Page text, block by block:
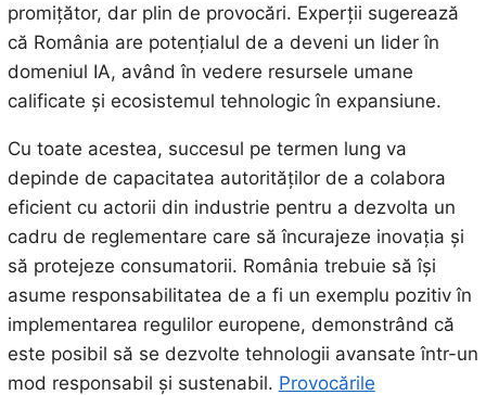
promițător, dar plin de provocări. Experții sugerează
că România are potențialul de a deveni un lider în
domeniul IA, având în vedere resursele umane
calificate și ecosistemul tehnologic în expansiune.
Cu toate acestea, succesul pe termen lung va
depinde de capacitatea autorităților de a colabora
eficient cu actorii din industrie pentru a dezvolta un
cadru de reglementare care să încurajeze inovația și
să protejeze consumatorii. România trebuie să își
asume responsabilitatea de a fi un exemplu pozitiv în
implementarea regulilor europene, demonstrând că
este posibil să se dezvolte tehnologii avansate într-un
mod responsabil și sustenabil. Provocările